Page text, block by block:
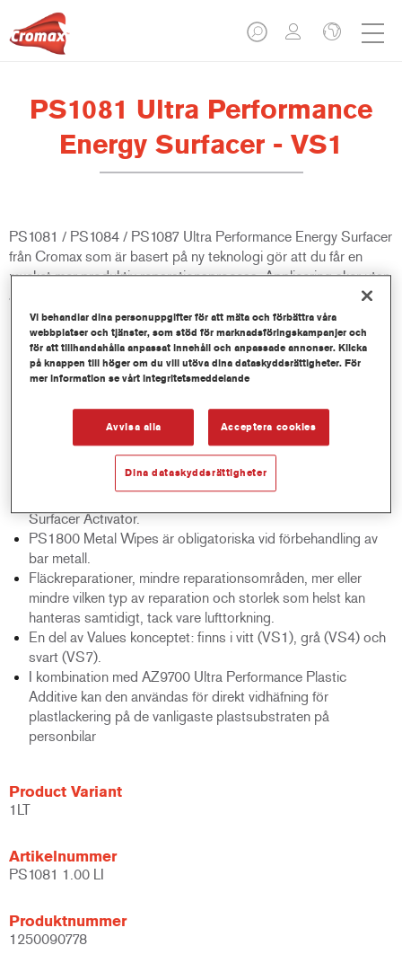
PS1081 Ultra Performance
Energy Surfacer - VS1
PS1081 / PS1084 / PS1087 Ultra Performance Energy Surfacer
från Cromax som är basert på ny teknologi gör att du får en
mycket mer produktiv reparationsprocess. Applicering sker utan
avluftning och den har väldigt bra torkegenskaper. Den passar
mycket bra för verkstäder som vill slå rekord!
Produktfunktioner
Mycket imponerande lufttorkande resultat. Kan slipas efter
kort ugnstorkning.
Det högkvalitativa utseendet ger en glansig bärighet efter
God stabilitet utan avluftning, med upp till fyra skikt.
Surfacer Activator.
PS1800 Metal Wipes är obligatoriska vid förbehandling av
bar metall.
Fläckreparationer, mindre reparationsområden, mer eller
mindre vilken typ av reparation och storlek som helst kan
hanteras samtidigt, tack vare lufttorkning.
En del av Values konceptet: finns i vitt (VS1), grå (VS4) och
svart (VS7).
I kombination med AZ9700 Ultra Performance Plastic
Additive kan den användas för direkt vidhäfning för
plastlackering på de vanligaste plastsubstraten på
personbilar
Product Variant
1LT
Artikelnummer
PS1081 1.00 LI
Produktnummer
1250090778
Vi behandlar dina personuppgifter för att mäta och förbättra våra
webbplatser och tjänster, som stöd för marknadsföringskampanjer och
för att tillhandahålla anpassat innehåll och anpassade annonser. Klicka
på knappen till höger om du vill utöva dina dataskyddsrättigheter. För
mer information se vårt integritetsmeddelande
Avvisa alla Acceptera cookies
Dina dataskyddsrättigheter